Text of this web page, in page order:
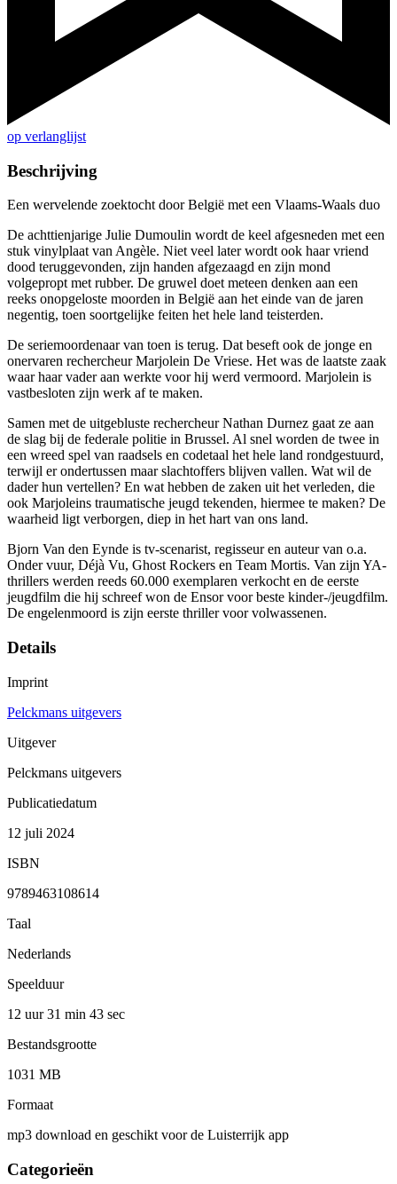
op verlanglijst
Beschrijving
Een wervelende zoektocht door België met een Vlaams-Waals duo
De achttienjarige Julie Dumoulin wordt de keel afgesneden met een
stuk vinylplaat van Angèle. Niet veel later wordt ook haar vriend
dood teruggevonden, zijn handen afgezaagd en zijn mond
volgepropt met rubber. De gruwel doet meteen denken aan een
reeks onopgeloste moorden in België aan het einde van de jaren
negentig, toen soortgelijke feiten het hele land teisterden.
De seriemoordenaar van toen is terug. Dat beseft ook de jonge en
onervaren rechercheur Marjolein De Vriese. Het was de laatste zaak
waar haar vader aan werkte voor hij werd vermoord. Marjolein is
vastbesloten zijn werk af te maken.
Samen met de uitgebluste rechercheur Nathan Durnez gaat ze aan
de slag bij de federale politie in Brussel. Al snel worden de twee in
een wreed spel van raadsels en codetaal het hele land rondgestuurd,
terwijl er ondertussen maar slachtoffers blijven vallen. Wat wil de
dader hun vertellen? En wat hebben de zaken uit het verleden, die
ook Marjoleins traumatische jeugd tekenden, hiermee te maken? De
waarheid ligt verborgen, diep in het hart van ons land.
Bjorn Van den Eynde is tv-scenarist, regisseur en auteur van o.a.
Onder vuur, Déjà Vu, Ghost Rockers en Team Mortis. Van zijn YA-
thrillers werden reeds 60.000 exemplaren verkocht en de eerste
jeugdfilm die hij schreef won de Ensor voor beste kinder-/jeugdfilm.
De engelenmoord is zijn eerste thriller voor volwassenen.
Details
Imprint
Pelckmans uitgevers
Uitgever
Pelckmans uitgevers
Publicatiedatum
12 juli 2024
ISBN
9789463108614
Taal
Nederlands
Speelduur
12 uur 31 min 43 sec
Bestandsgrootte
1031 MB
Formaat
mp3 download en geschikt voor de Luisterrijk app
Categorieën